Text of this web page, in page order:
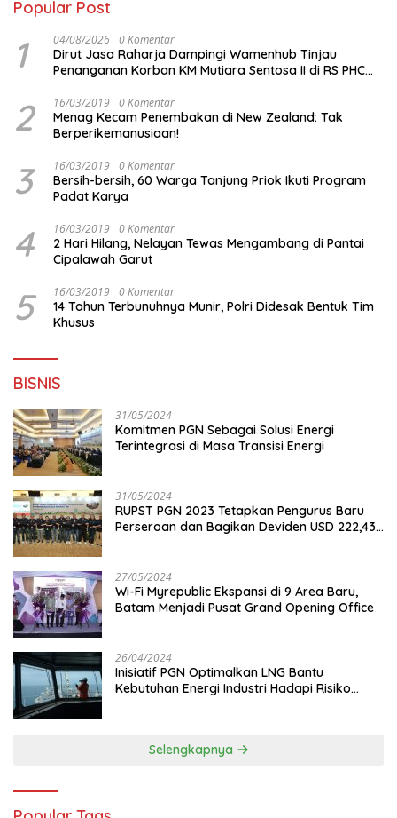
Popular Post
1 04/08/2026 0 Komentar
Dirut Jasa Raharja Dampingi Wamenhub Tinjau
Penanganan Korban KM Mutiara Sentosa II di RS PHC
2 16/03/2019 0 Komentar
Menag Kecam Penembakan di New Zealand: Tak
Berperikemanusiaan!
3 16/03/2019 0 Komentar
Bersih-bersih, 60 Warga Tanjung Priok Ikuti Program
Padat Karya
4 16/03/2019 0 Komentar
2 Hari Hilang, Nelayan Tewas Mengambang di Pantai
Cipalawah Garut
5 16/03/2019 0 Komentar
14 Tahun Terbunuhnya Munir, Polri Didesak Bentuk Tim
Khusus
BISNIS
31/05/2024
Komitmen PGN Sebagai Solusi Energi
Terintegrasi di Masa Transisi Energi
31/05/2024
RUPST PGN 2023 Tetapkan Pengurus Baru
Perseroan dan Bagikan Deviden USD 222,43
27/05/2024
Wi-Fi Myrepublic Ekspansi di 9 Area Baru,
Batam Menjadi Pusat Grand Opening Office
26/04/2024
Inisiatif PGN Optimalkan LNG Bantu
Kebutuhan Energi Industri Hadapi Risiko
Selengkapnya